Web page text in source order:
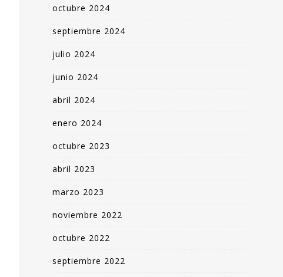
octubre 2024
septiembre 2024
julio 2024
junio 2024
abril 2024
enero 2024
octubre 2023
abril 2023
marzo 2023
noviembre 2022
octubre 2022
septiembre 2022